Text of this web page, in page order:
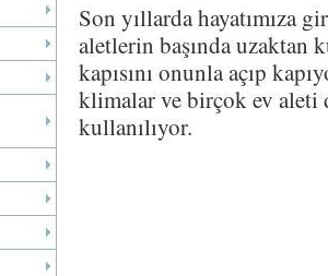
Son yıllarda hayatımıza
aletlerin başında uzaktan
kapısını onunla açıp
klimalar ve birçok ev aleti
kullanılıyor.